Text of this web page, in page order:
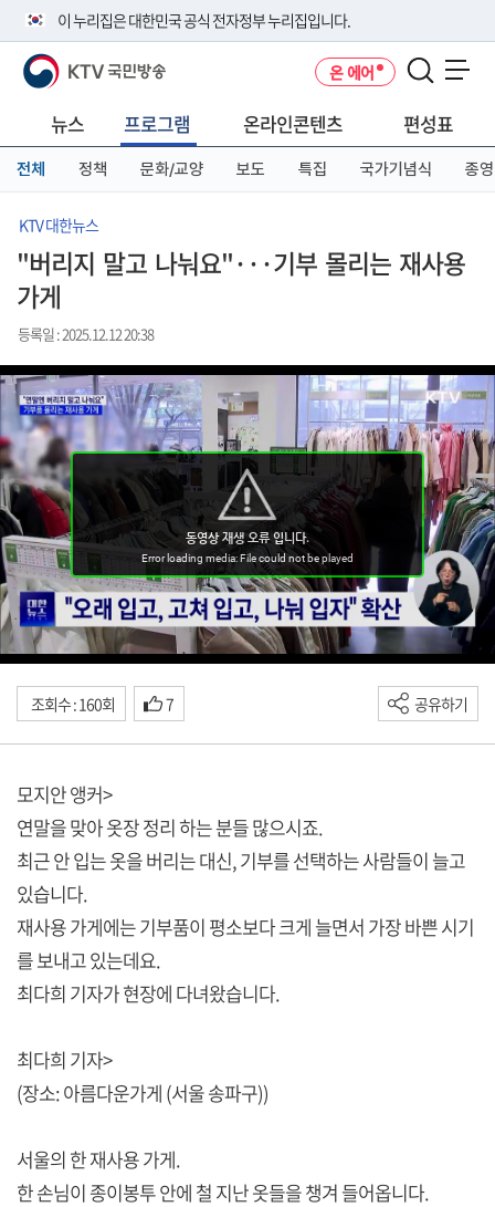
이 누리집은 대한민국 공식 전자정부 누리집입니다.
공식 누리집 주소 확인하기
니다.
이밖에 or.kr 또는 .kr등 다른 도메인 주소를 사용하고 있다면 아래 URL에
서 도메인 주소를 확인해 보세요
KTV 국민방송 온 에어
뉴스 프로그램 온라인콘텐츠 편성표
전체 정책 문화/교양 보도 특집 국가기념식 종영
KTV 대한뉴스
"버리지 말고 나눠요"···기부 몰리는 재사용
가게
등록일 : 2025.12.12 20:38
조회수 : 160회 7 공유하기
모지안 앵커>
연말을 맞아 옷장 정리 하는 분들 많으시죠.
최근 안 입는 옷을 버리는 대신, 기부를 선택하는 사람들이 늘고
있습니다.
재사용 가게에는 기부품이 평소보다 크게 늘면서 가장 바쁜 시기
를 보내고 있는데요.
최다희 기자가 현장에 다녀왔습니다.
최다희 기자>
(장소: 아름다운가게 (서울 송파구))
서울의 한 재사용 가게.
한 손님이 종이봉투 안에 철 지난 옷들을 챙겨 들어옵니다.